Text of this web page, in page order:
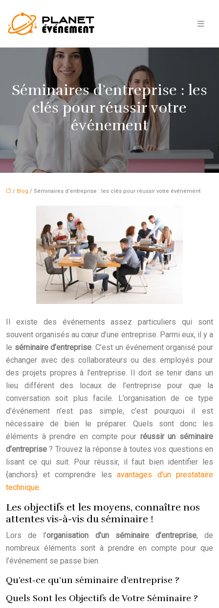
Séminaires d’entreprise : les
clés pour réussir votre
événement
/ Blog / Séminaires d’entreprise : les clés pour réussir votre événement
Il existe des événements assez particuliers qui sont
souvent organisés au cœur d’une entreprise. Parmi eux, il y a
le séminaire d’entreprise. C’est un événement organisé pour
échanger avec des collaborateurs ou des employés pour
des projets propres à l’entreprise. Il doit se tenir dans un
lieu différent des locaux de l’entreprise pour que la
conversation soit plus facile. L’organisation de ce type
d’événement n’est pas simple, c’est pourquoi il est
nécessaire de bien le préparer. Quels sont donc les
éléments à prendre en compte pour réussir un séminaire
d’entreprise ? Trouvez la réponse à toutes vos questions en
lisant ce qui suit. Pour réussir, il faut bien identifier les
{anchors} et comprendre les avantages d’un prestataire
technique.
Les objectifs et les moyens, connaître nos
attentes vis-à-vis du séminaire !
Lors de l’organisation d’un séminaire d’entreprise, de
nombreux éléments sont à prendre en compte pour que
l’événement se passe bien.
Qu’est-ce qu’un séminaire d’entreprise ?
Quels Sont les Objectifs de Votre Séminaire ?